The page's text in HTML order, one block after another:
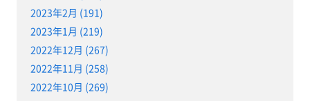
2023年2月 (191)
2023年1月 (219)
2022年12月 (267)
2022年11月 (258)
2022年10月 (269)